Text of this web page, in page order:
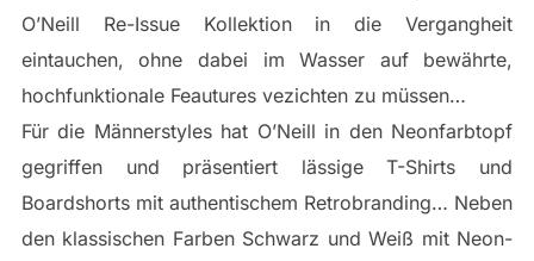
O’Neill Re-Issue Kollektion in die Vergangheit
eintauchen, ohne dabei im Wasser auf bewährte,
hochfunktionale Feautures vezichten zu müssen…
Für die Männerstyles hat O’Neill in den Neonfarbtopf
gegriffen und präsentiert lässige T-Shirts und
Boardshorts mit authentischem Retrobranding… Neben
den klassischen Farben Schwarz und Weiß mit Neon-